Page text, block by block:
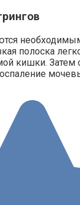
полоска
кишки. Затем